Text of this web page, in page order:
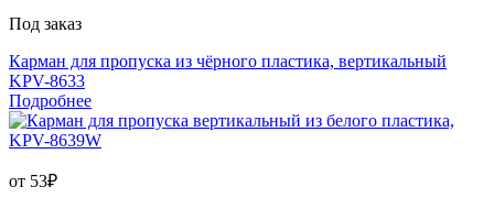
Под заказ
Карман для пропуска из чёрного пластика, вертикальный
KPV-8633
Подробнее
от 53₽